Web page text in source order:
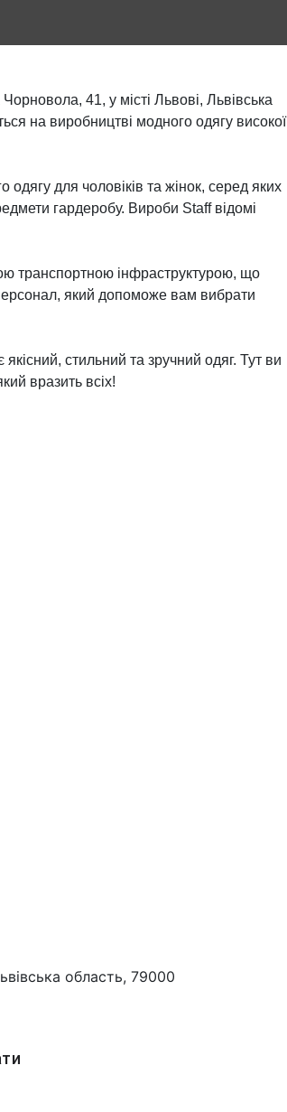
41, у місті Львові, Львівська
на виробництві модного одягу високої
одягу для чоловіків та жінок, серед яких
гардеробу. Вироби Staff відомі
транспортною інфраструктурою, що
який допоможе вам вибрати
стильний та зручний одяг. Тут ви
вразить всіх!
область, 79000